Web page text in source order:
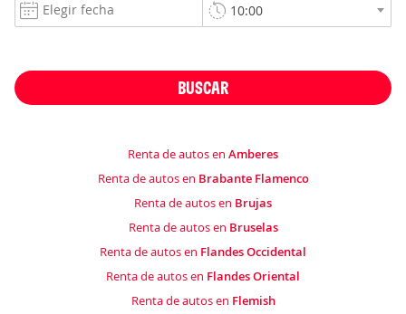
BUSCAR
Renta de autos en Amberes
Renta de autos en Brabante Flamenco
Renta de autos en Brujas
Renta de autos en Bruselas
Renta de autos en Flandes Occidental
Renta de autos en Flandes Oriental
Renta de autos en Flemish